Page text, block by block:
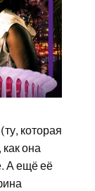
которая
она
А ещё её